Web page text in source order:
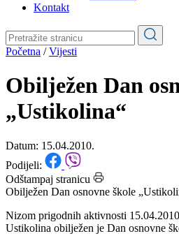
Pale-Prača
Kontakt
Početna / Vijesti
Obilježen Dan
„Ustikolina“
Datum: 15.04.2010.
Odštampaj stranicu
Obilježen Dan osnovne škole